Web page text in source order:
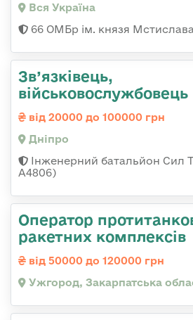
Вся Україна
66 ОМБр ім. князя
Зв’язківець,
військовослужбовець
від 20000 до 100000 грн
Дніпро
Інженерний батальйон Сил
А4806)
Оператор
ракетних комплексів
від 50000 до 120000 грн
Ужгород, Закарпатська